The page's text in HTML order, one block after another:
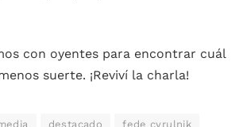
con oyentes para encontrar cuál
suerte. ¡Reviví la charla!
destacado fede cyrulnik